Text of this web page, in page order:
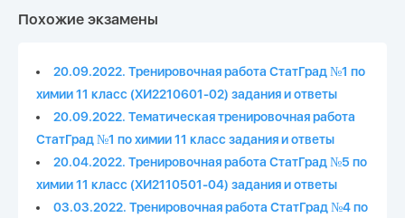
Похожие экзамены
20.09.2022. Тренировочная работа СтатГрад №1 по
химии 11 класс (ХИ2210601-02) задания и ответы
20.09.2022. Тематическая тренировочная работа
СтатГрад №1 по химии 11 класс задания и ответы
20.04.2022. Тренировочная работа СтатГрад №5 по
химии 11 класс (ХИ2110501-04) задания и ответы
03.03.2022. Тренировочная работа СтатГрад №4 по